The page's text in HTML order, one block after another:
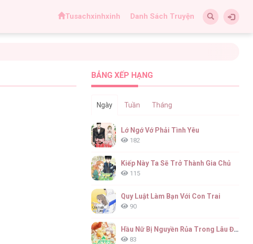
Tusachxinhxinh Danh Sách Truyện
BẢNG XẾP HẠNG
Ngày Tuần Tháng
Lớ Ngớ Vớ Phải Tình Yêu
182
Kiếp Này Ta Sẽ Trở Thành Gia Chủ
115
Quy Luật Làm Bạn Với Con Trai
90
Hầu Nữ Bị Nguyền Rủa Trong Lâu Đài Của Công Tước
83